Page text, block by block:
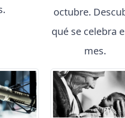
octubre.
qué se celebra
mes.